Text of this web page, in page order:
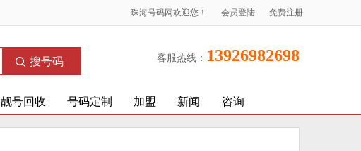
珠海号码网欢迎您！ 会员登陆 免费注册
搜号码 客服热线： 13926982698
靓号回收 号码定制 加盟 新闻 咨询